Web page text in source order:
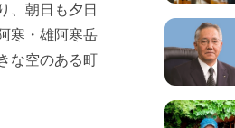
、朝日も夕日
寒・雄阿寒岳
な空のある町